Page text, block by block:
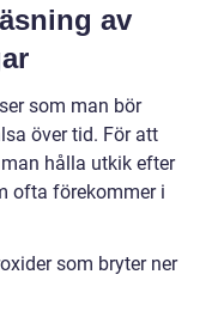
av
som man bör
över tid. För att
hålla utkik efter
ofta förekommer i
som bryter ner